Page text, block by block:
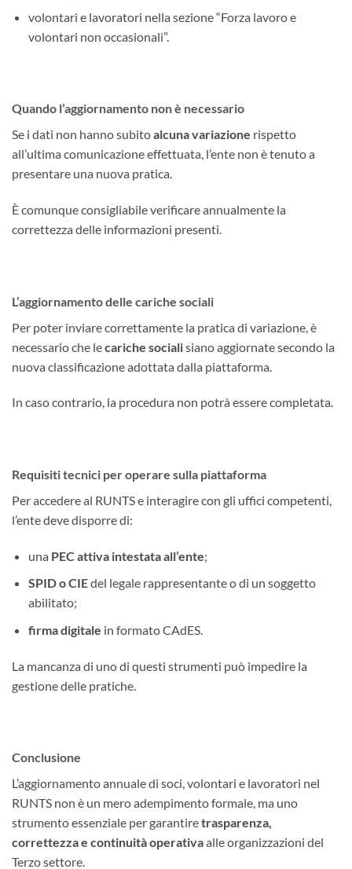
volontari e lavoratori nella sezione “Forza lavoro e
volontari non occasionali”.
Quando l’aggiornamento non è necessario
Se i dati non hanno subitoalcuna variazione rispetto
all’ultima comunicazione effettuata, l’ente non è tenuto a
presentare una nuova pratica.
È comunque consigliabile verificare annualmente la
correttezza delle informazioni presenti.
L’aggiornamento delle cariche sociali
Per poter inviare correttamente la pratica di variazione, è
necessario che lecariche socialisiano aggiornate secondo la
nuova classificazione adottata dalla piattaforma.
In caso contrario, la procedura non potrà essere completata.
Requisiti tecnici per operare sulla piattaforma
Per accedere al RUNTS e interagire con gli uffici competenti,
l’ente deve disporre di:
una PEC attiva intestata all’ente;
SPID o CIEdel legale rappresentante o di un soggetto
abilitato;
firma digitale in formato CAdES.
La mancanza di uno di questi strumenti può impedire la
gestione delle pratiche.
Conclusione
L’aggiornamento annuale di soci, volontari e lavoratori nel
RUNTS non è un mero adempimento formale, ma uno
strumento essenziale per garantiretrasparenza,
correttezza e continuità operativaalle organizzazioni del
Terzo settore.